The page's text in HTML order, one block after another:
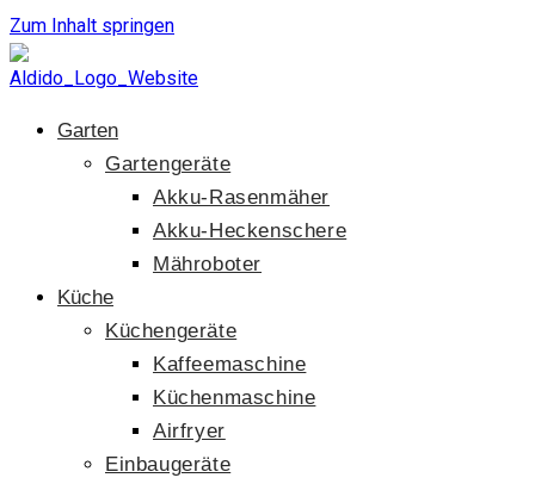
Zum Inhalt springen
Garten
Gartengeräte
Akku-Rasenmäher
Akku-Heckenschere
Mähroboter
Küche
Küchengeräte
Kaffeemaschine
Küchenmaschine
Airfryer
Einbaugeräte